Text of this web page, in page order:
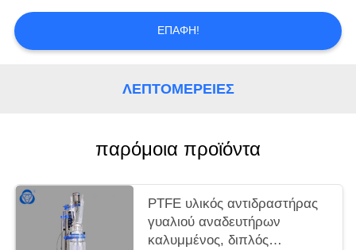
ΕΠΑΦΉ!
ΛΕΠΤΟΜΈΡΕΙΕΣ
παρόμοια προϊόντα
PTFE υλικός αντιδραστήρας
γυαλιού αναδευτήρων
καλυμμένος, διπλός